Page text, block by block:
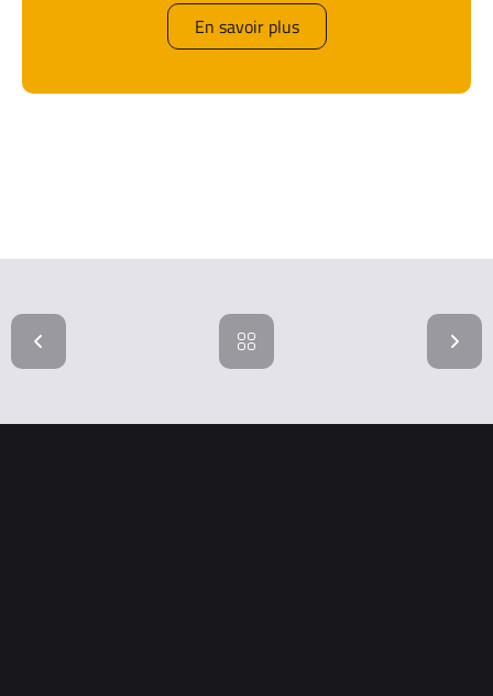
En savoir plus